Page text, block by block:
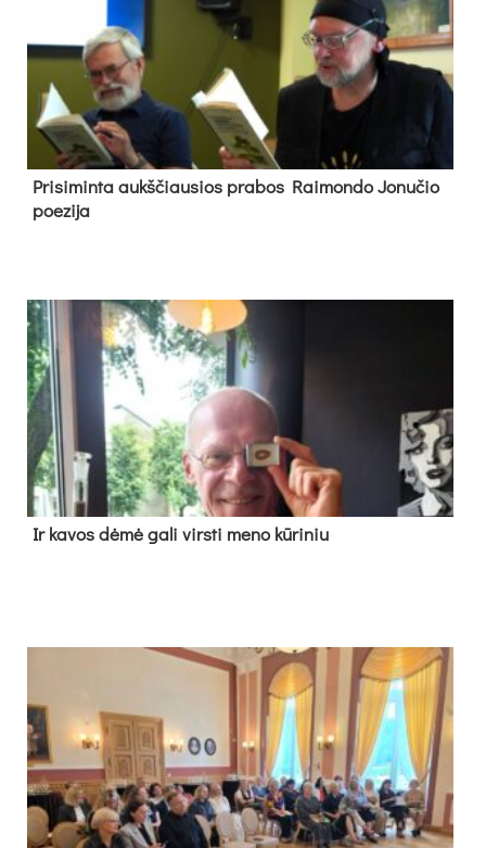
Pri­si­min­ta aukš­čiau­sios pra­bos Rai­mon­do Jo­nu­čio
poe­zi­ja
Ir ka­vos dė­mė ga­li virs­ti me­no kū­ri­niu